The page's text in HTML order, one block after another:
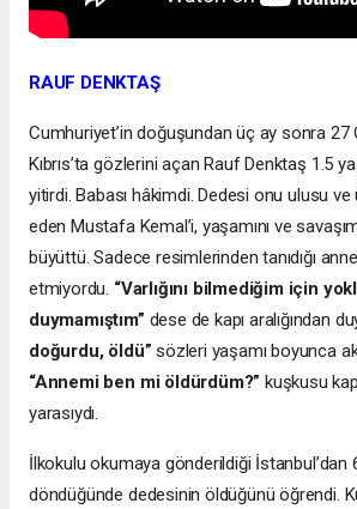
RAUF DENKTAŞ
Cumhuriyet’in doğuşundan üç ay sonra 27
Kıbrıs’ta gözlerini açan Rauf Denktaş 1.5
yitirdi. Babası hâkimdi. Dedesi onu ulusu
eden Mustafa Kemal’i, yaşamını ve
büyüttü. Sadece resimlerinden tanıdığı
etmiyordu. “Varlığını bilmediğim için
duymamıştım” dese de kapı aralığından
doğurdu, öldü” sözleri yaşamı boyunca
“Annemi ben mi öldürdüm?” kuşkusu
yarasıydı.
İlkokulu okumaya gönderildiği İstanbul’dan
döndüğünde dedesinin öldüğünü öğrendi.